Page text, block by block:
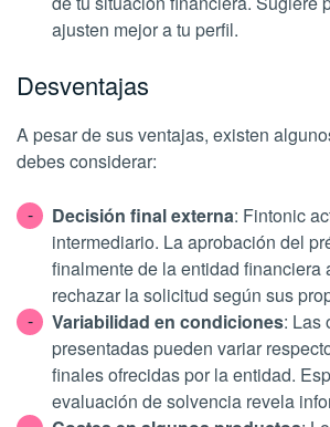
ajusten mejor a tu perfil.
Desventajas
A pesar de sus ventajas, existen
debes considerar:
Decisión final externa: Fintonic
intermediario. La aprobación del
finalmente de la entidad financiera
rechazar la solicitud según sus
Variabilidad en condiciones: Las
presentadas pueden variar
finales ofrecidas por la entidad.
evaluación de solvencia revela